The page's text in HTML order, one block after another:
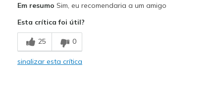
Comfortable
Durable
Em resumo Sim, eu recomendaria a um amigo
Esta crítica foi útil?
25 0
sinalizar esta crítica